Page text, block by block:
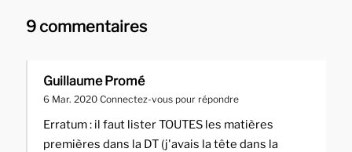
9 commentaires
Guillaume Promé
6 Mar. 2020 Connectez-vous pour répondre
Erratum : il faut lister TOUTES les matières
premières dans la DT (j'avais la tête dans la